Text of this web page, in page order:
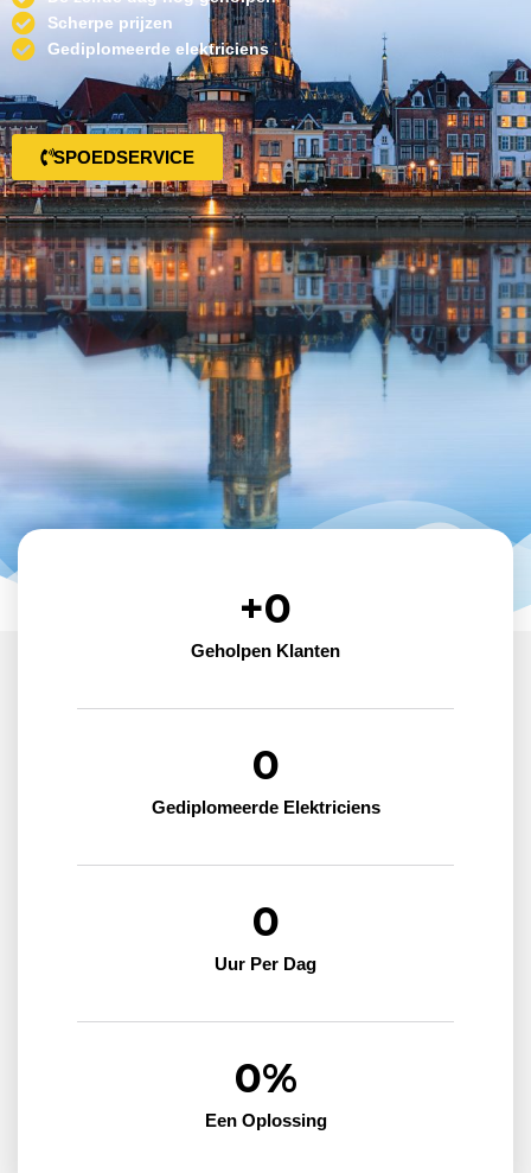
Scherpe prijzen
Gediplomeerde elektriciens
SPOEDSERVICE
Geholpen Klanten
+0
Gediplomeerde Elektriciens
0
Uur Per Dag
0
Een Oplossing
0%